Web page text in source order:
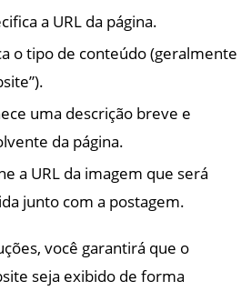
a URL da página.
o tipo de conteúdo (geralmente
uma descrição breve e
da página.
a URL da imagem que será
junto com a postagem.
você garantirá que o
seja exibido de forma